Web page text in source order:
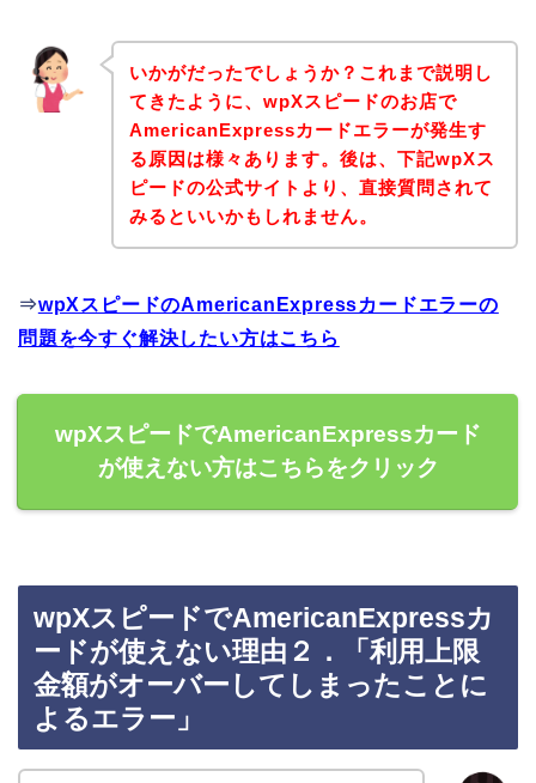
いかがだったでしょうか？これまで説明し
てきたように、wpXスピードのお店で
AmericanExpressカードエラーが発生す
る原因は様々あります。後は、下記wpXス
ピードの公式サイトより、直接質問されて
みるといいかもしれません。
⇒wpXスピードのAmericanExpressカードエラーの
問題を今すぐ解決したい方はこちら
wpXスピードでAmericanExpressカード
が使えない方はこちらをクリック
wpXスピードでAmericanExpressカ
ードが使えない理由２．「利用上限
金額がオーバーしてしまったことに
よるエラー」